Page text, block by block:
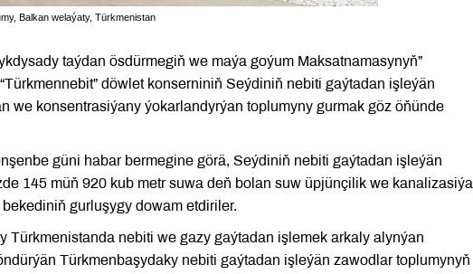
Balkan welaýaty, Türkmenistan
taýdan ösdürmegiň we maýa goýum Maksatnamasynyň”
döwlet konserniniň Seýdiniň nebiti gaýtadan işleýän
we konsentrasiýany ýokarlandyrýan toplumyny gurmak göz öňünde
güni habar bermegine görä, Seýdiniň nebiti gaýtadan işleýän
145 müň 920 kub metr suwa deň bolan suw üpjünçilik we kanalizasiýa
gurluşygy dowam etdiriler.
Türkmenistanda nebiti we gazy gaýtadan işlemek arkaly alynýan
Türkmenbaşydaky nebiti gaýtadan işleýän zawodlar toplumynyň